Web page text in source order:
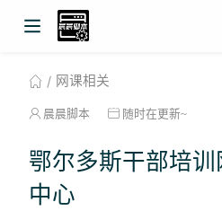
网课相关
晨晨脚本 随时在更新~
鄂尔多斯干部培
中心